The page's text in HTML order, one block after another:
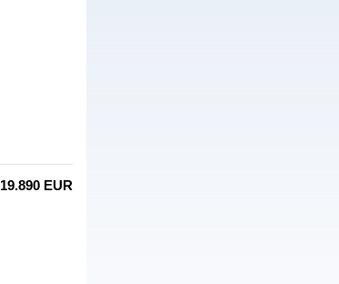
19.890 EUR